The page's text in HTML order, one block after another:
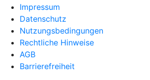
Impressum
Datenschutz
Nutzungsbedingungen
Rechtliche Hinweise
AGB
Barrierefreiheit